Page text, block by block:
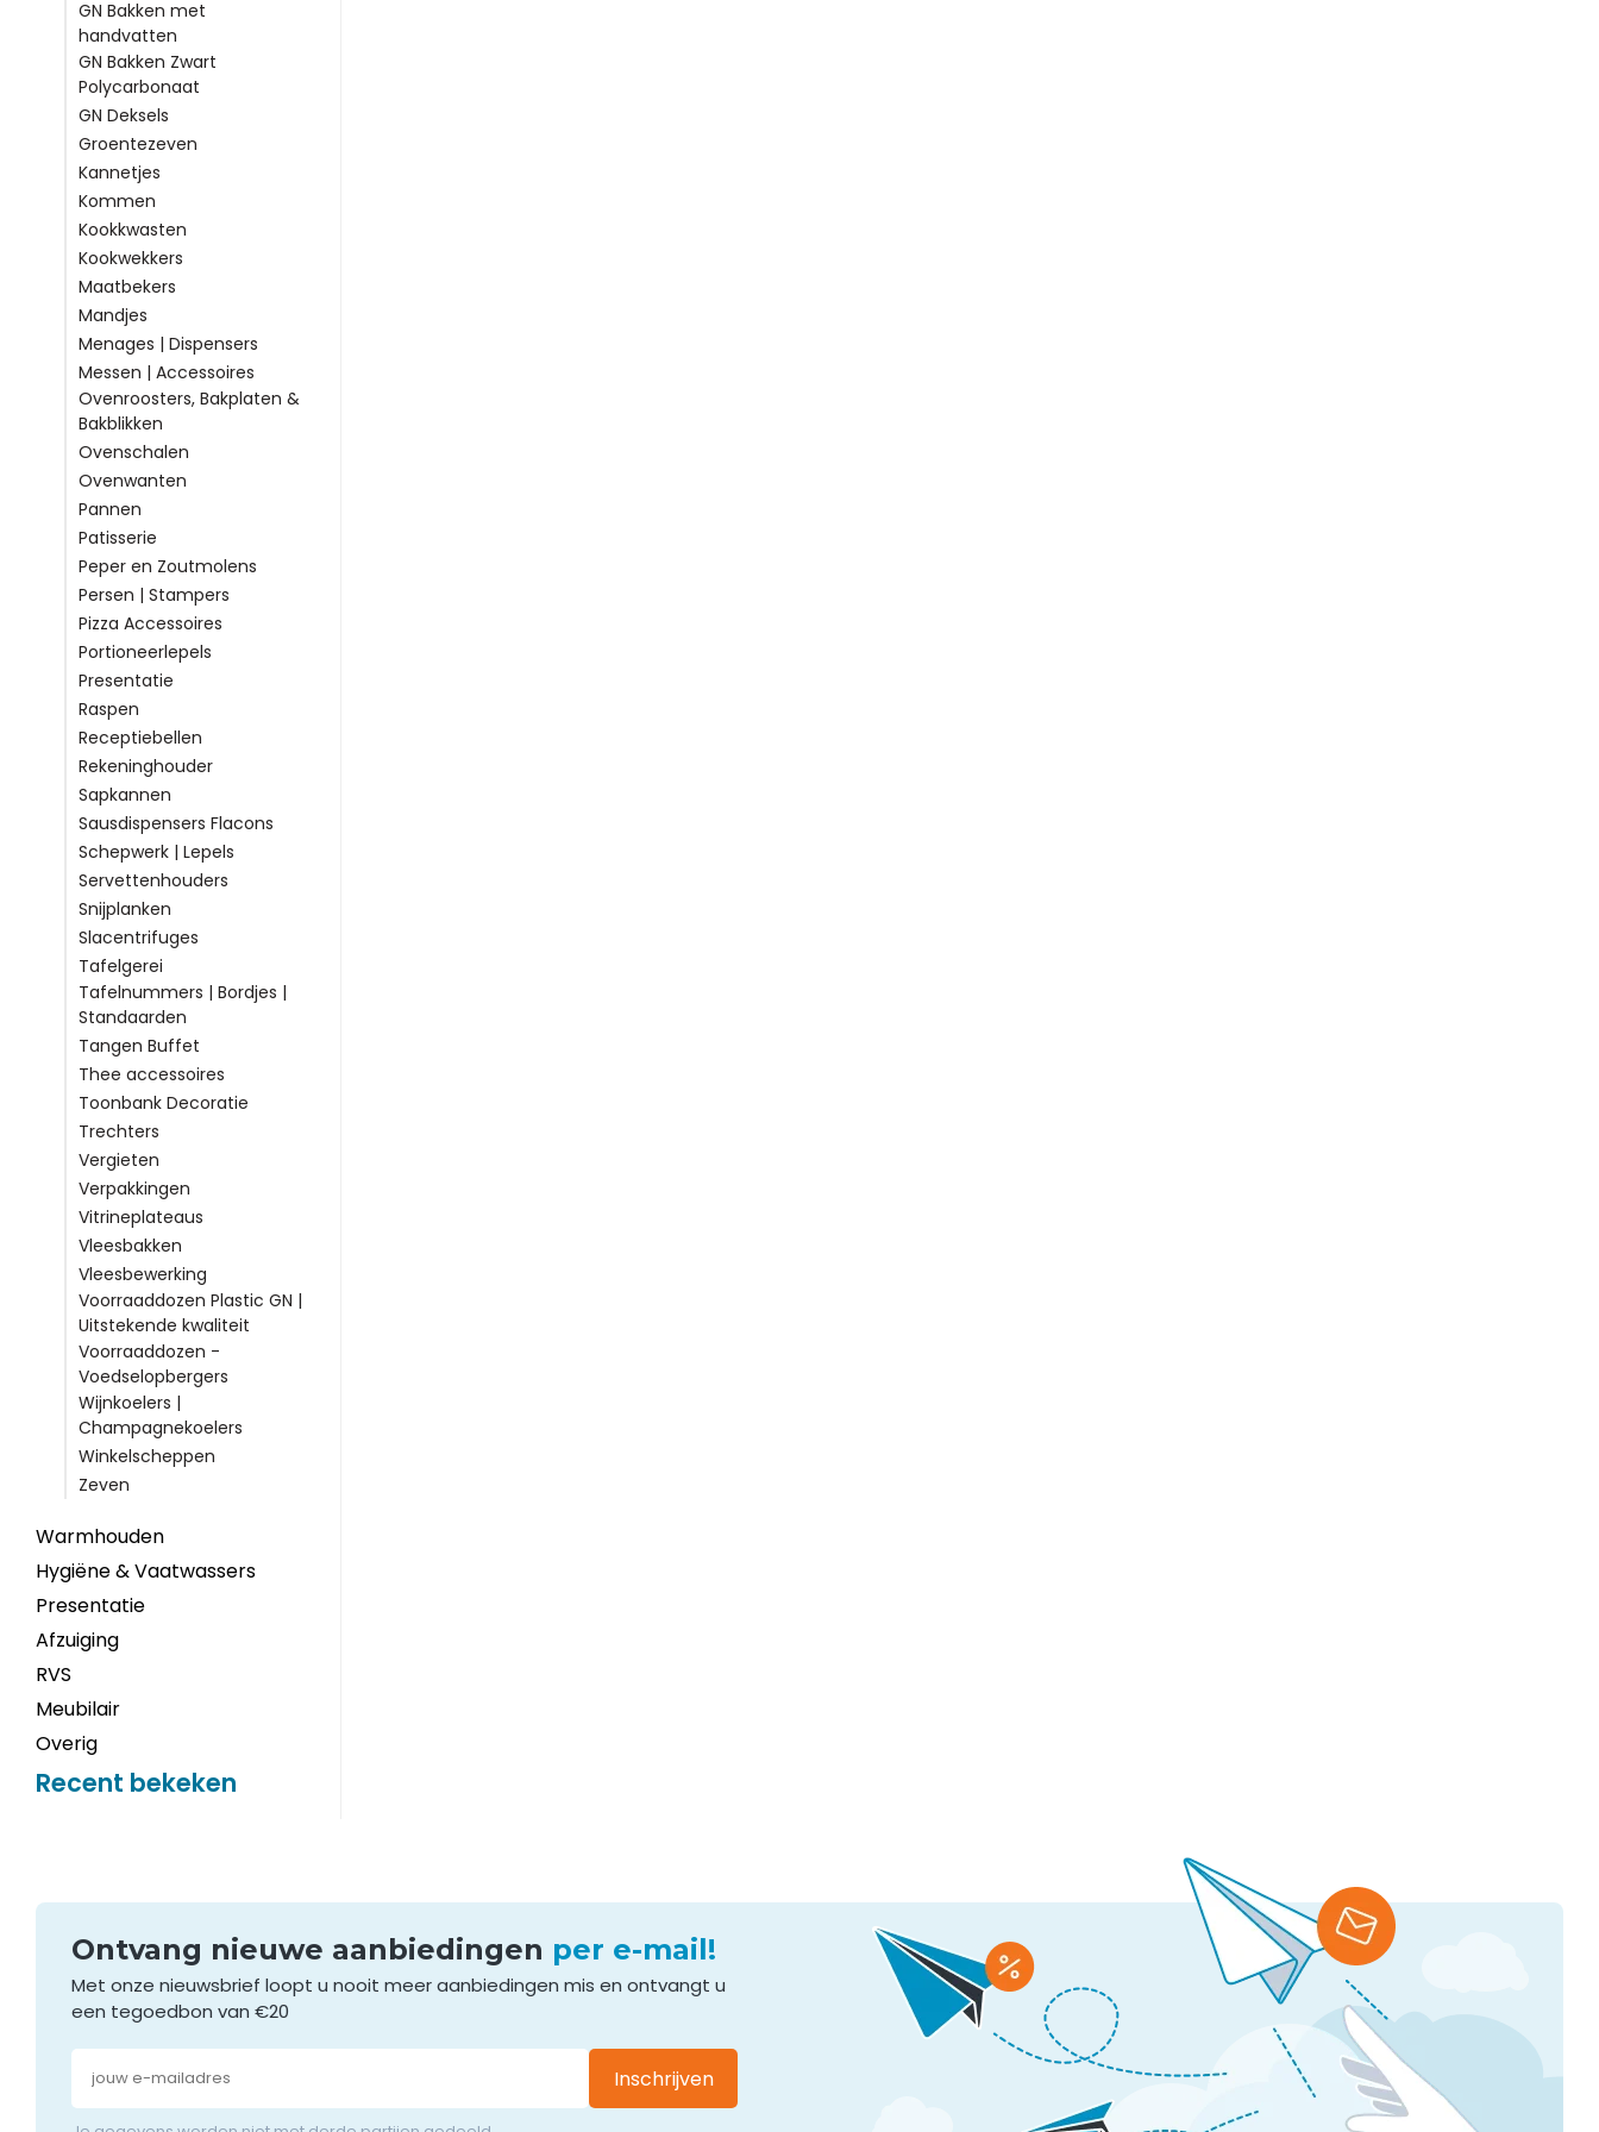
GN Bakken met
handvatten
GN Bakken Zwart
Polycarbonaat
GN Deksels
Groentezeven
Kannetjes
Kommen
Kookkwasten
Kookwekkers
Maatbekers
Mandjes
Menages | Dispensers
Messen | Accessoires
Ovenroosters, Bakplaten &
Bakblikken
Ovenschalen
Ovenwanten
Pannen
Patisserie
Peper en Zoutmolens
Persen | Stampers
Pizza Accessoires
Portioneerlepels
Presentatie
Raspen
Receptiebellen
Rekeninghouder
Sapkannen
Sausdispensers Flacons
Schepwerk | Lepels
Servettenhouders
Snijplanken
Slacentrifuges
Tafelgerei
Tafelnummers | Bordjes |
Standaarden
Tangen Buffet
Thee accessoires
Toonbank Decoratie
Trechters
Vergieten
Verpakkingen
Vitrineplateaus
Vleesbakken
Vleesbewerking
Voorraaddozen Plastic GN |
Uitstekende kwaliteit
Voorraaddozen -
Voedselopbergers
Wijnkoelers |
Champagnekoelers
Winkelscheppen
Zeven
Warmhouden
Hygiëne & Vaatwassers
Presentatie
Afzuiging
RVS
Meubilair
Overig
Recent bekeken
Ontvang nieuwe aanbiedingen per e-mail!
Met onze nieuwsbrief loopt u nooit meer aanbiedingen mis en ontvangt u
een tegoedbon van €20
Inschrijven